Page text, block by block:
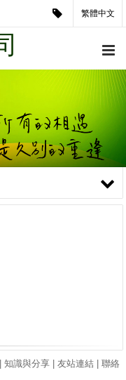
繁體中文
知識與分享 友站連結
聯絡